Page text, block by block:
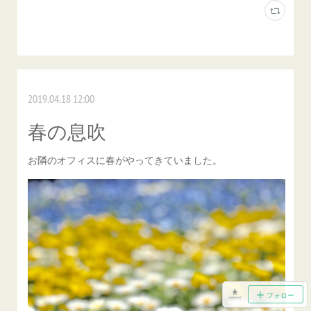
2019.04.18 12:00
春の息吹
お隣のオフィスに春がやってきていました。
フォロー